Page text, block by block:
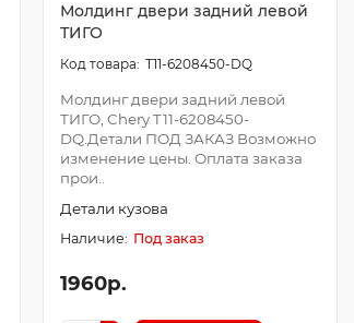
Молдинг двери задний левой
ТИГО
T11-6208450-DQ
Молдинг двери задний левой
ТИГО, Chery T11-6208450-
DQ.Детали ПОД ЗАКАЗ Возможно
изменение цены. Оплата заказа
прои..
Детали кузова
Под заказ
1960р.